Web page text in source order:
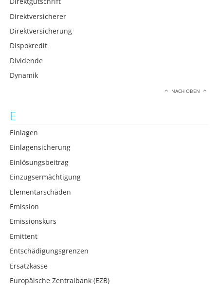
Direktversicherer
Direktversicherung
Dispokredit
Dividende
Dynamik
NACH OBEN
E
Einlagen
Einlagensicherung
Einlösungsbeitrag
Einzugsermächtigung
Elementarschäden
Emission
Emissionskurs
Emittent
Entschädigungsgrenzen
Ersatzkasse
Europäische Zentralbank (EZB)